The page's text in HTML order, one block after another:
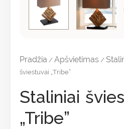
Pradžia /Apšvietimas /
šviestuvai „Tribe”
Staliniai
„Tribe”